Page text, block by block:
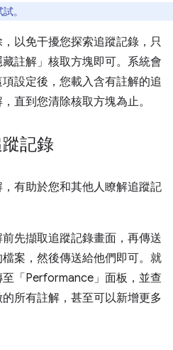
。
以免干擾您探索追蹤記錄，只
註解」核取方塊即可。系統會
設定後，您載入含有註解的追
直到您清除核取方塊為止。
記錄
有助於您和其他人瞭解追蹤記
先擷取追蹤記錄畫面，再傳送
案，然後傳送給他們即可。就
「Performance」 面板，並查
所有註解，甚至可以新增更多